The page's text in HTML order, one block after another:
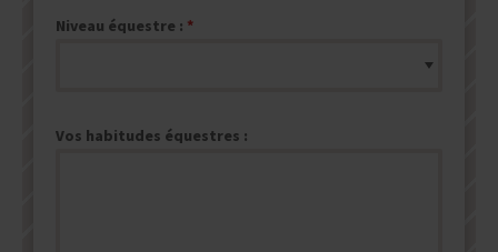
Niveau équestre :
Vos habitudes équestres :